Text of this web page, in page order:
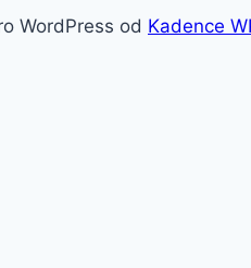
WordPress od Kadence